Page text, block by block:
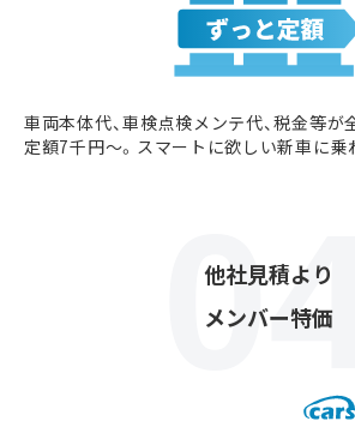
車両本体代、車検点検メンテ代、税金等が
定額7千円〜。スマートに欲しい新車に乗
他社見積より
メンバー特価